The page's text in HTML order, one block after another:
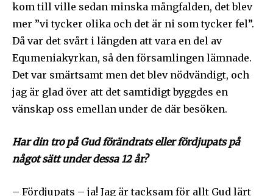
kom till ville sedan minska mångfalden, det blev
mer ”vi tycker olika och det är ni som tycker fel”.
Då var det svårt i längden att vara en del av
Equmeniakyrkan, så den församlingen lämnade.
Det var smärtsamt men det blev nödvändigt, och
jag är glad över att det samtidigt byggdes en
vänskap oss emellan under de där besöken.
Har din tro på Gud förändrats eller fördjupats på
något sätt under dessa 12 år?
– Fördjupats – ja! Jag är tacksam för allt Gud lärt